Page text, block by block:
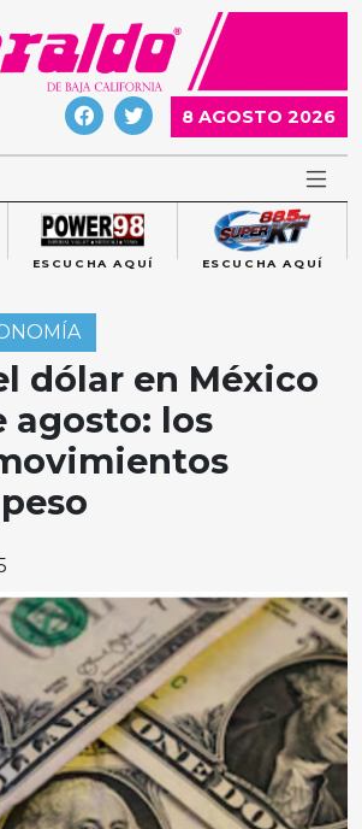
8 AGOSTO 2026
ESCUCHA AQUÍ ESCUCHA AQUÍ
dólar en México
agosto: los